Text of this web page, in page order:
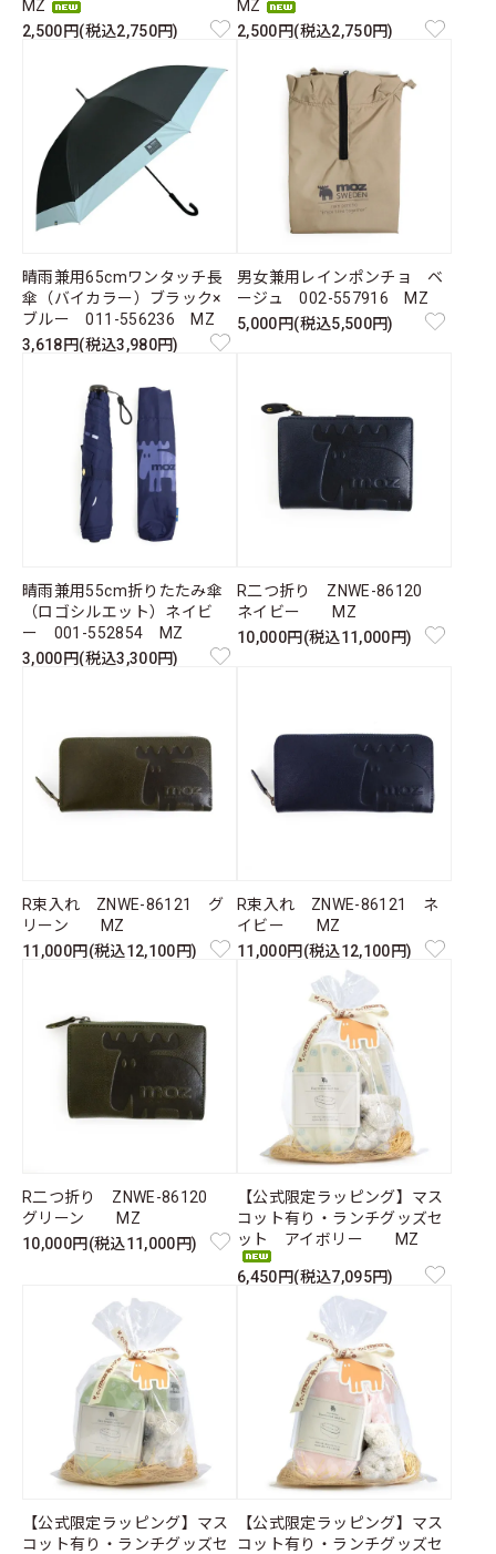
MZ
2,500円(税込2,750円)
MZ
2,500円(税込2,750円)
晴雨兼用65cmワンタッチ長
傘（バイカラー）ブラック×
ブルー 011-556236 MZ
3,618円(税込3,980円)
男女兼用レインポンチョ ベ
ージュ 002-557916 MZ
5,000円(税込5,500円)
晴雨兼用55cm折りたたみ傘
（ロゴシルエット）ネイビ
ー 001-552854 MZ
3,000円(税込3,300円)
R二つ折り ZNWE-86120
ネイビー MZ
10,000円(税込11,000円)
R束入れ ZNWE-86121 グ
リーン MZ
11,000円(税込12,100円)
R束入れ ZNWE-86121 ネ
イビー MZ
11,000円(税込12,100円)
R二つ折り ZNWE-86120
グリーン MZ
10,000円(税込11,000円)
【公式限定ラッピング】マス
コット有り・ランチグッズセ
ット アイボリー MZ
6,450円(税込7,095円)
【公式限定ラッピング】マス
コット有り・ランチグッズセ
【公式限定ラッピング】マス
コット有り・ランチグッズセ